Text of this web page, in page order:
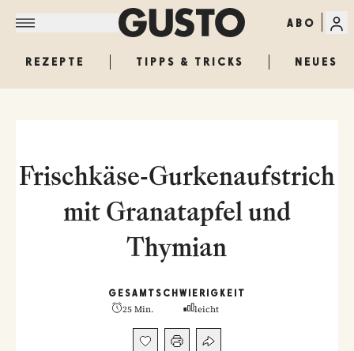
ABO
REZEPTE TIPPS & TRICKS NEUES
Frischkäse-Gurkenaufstrich
mit Granatapfel und
Thymian
GESAMT
25 Min.
SCHWIERIGKEIT
leicht